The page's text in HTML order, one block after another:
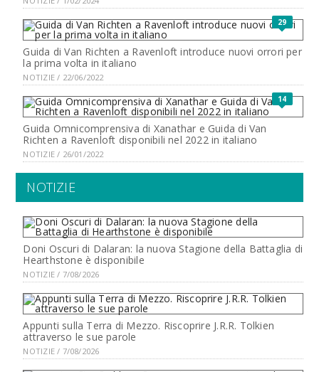
29
Guida di Van Richten a Ravenloft introduce nuovi orrori per
la prima volta in italiano
NOTIZIE / 22/06/2022
14
Guida Omnicomprensiva di Xanathar e Guida di Van
Richten a Ravenloft disponibili nel 2022 in italiano
NOTIZIE / 26/01/2022
NOTIZIE
Doni Oscuri di Dalaran: la nuova Stagione della Battaglia di
Hearthstone è disponibile
NOTIZIE / 7/08/2026
Appunti sulla Terra di Mezzo. Riscoprire J.R.R. Tolkien
attraverso le sue parole
NOTIZIE / 7/08/2026